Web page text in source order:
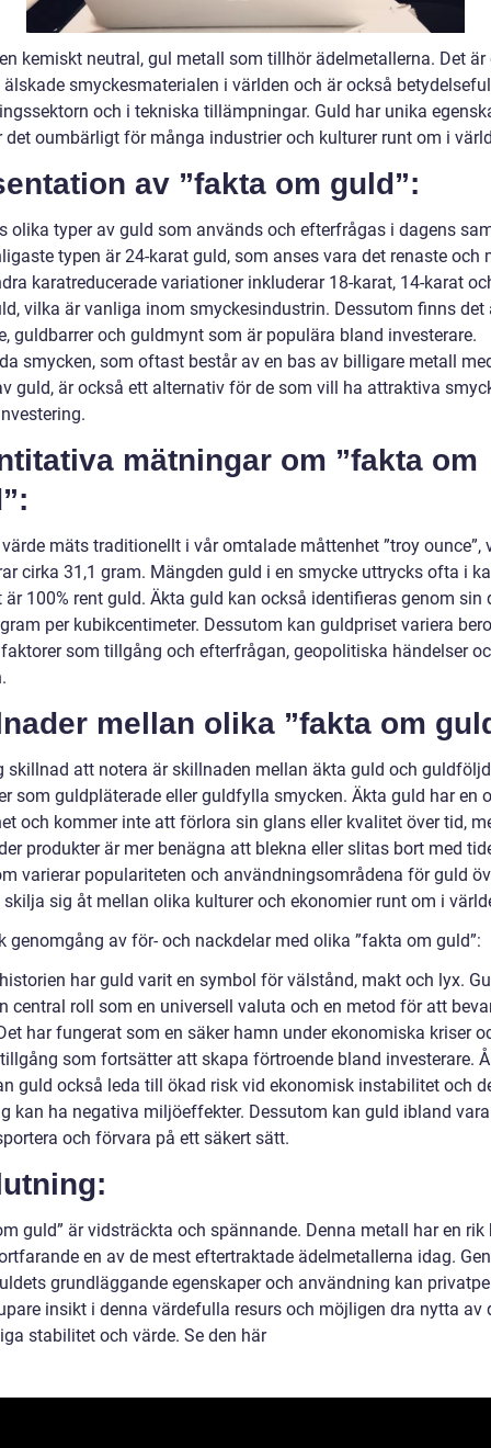
kemiskt neutral, gul metall som tillhör ädelmetallerna. Det är
älskade smyckesmaterialen i världen och är också
och i tekniska tillämpningar. Guld har unika
det oumbärligt för många industrier och kulturer runt om i
av ”fakta om guld”:
olika typer av guld som används och efterfrågas i dagens
typen är 24-karat guld, som anses vara det renaste och
karatreducerade variationer inkluderar 18-karat, 14-karat
vilka är vanliga inom smyckesindustrin. Dessutom finns det
guldbarrer och guldmynt som är populära bland investerare.
smycken, som oftast består av en bas av billigare metall
guld, är också ett alternativ för de som vill ha attraktiva
mätningar om ”fakta om
mäts traditionellt i vår omtalade måttenhet ”troy ounce”,
cirka 31,1 gram. Mängden guld i en smycke uttrycks ofta i
är 100% rent guld. Äkta guld kan också identifieras genom sin
per kubikcentimeter. Dessutom kan guldpriset variera
som tillgång och efterfrågan, geopolitiska händelser
mellan olika ”fakta om
skillnad att notera är skillnaden mellan äkta guld och
som guldpläterade eller guldfylla smycken. Äkta guld har en
och kommer inte att förlora sin glans eller kvalitet över tid,
produkter är mer benägna att blekna eller slitas bort med
varierar populariteten och användningsområdena för guld
skilja sig åt mellan olika kulturer och ekonomier runt om i
genomgång av för- och nackdelar med olika ”fakta om guld”:
har guld varit en symbol för välstånd, makt och lyx.
central roll som en universell valuta och en metod för att
har fungerat som en säker hamn under ekonomiska kriser
som fortsätter att skapa förtroende bland investerare.
guld också leda till ökad risk vid ekonomisk instabilitet och
kan ha negativa miljöeffekter. Dessutom kan guld ibland
och förvara på ett säkert sätt.
guld” är vidsträckta och spännande. Denna metall har en rik
en av de mest eftertraktade ädelmetallerna idag.
grundläggande egenskaper och användning kan
insikt i denna värdefulla resurs och möjligen dra nytta av
stabilitet och värde. Se den här